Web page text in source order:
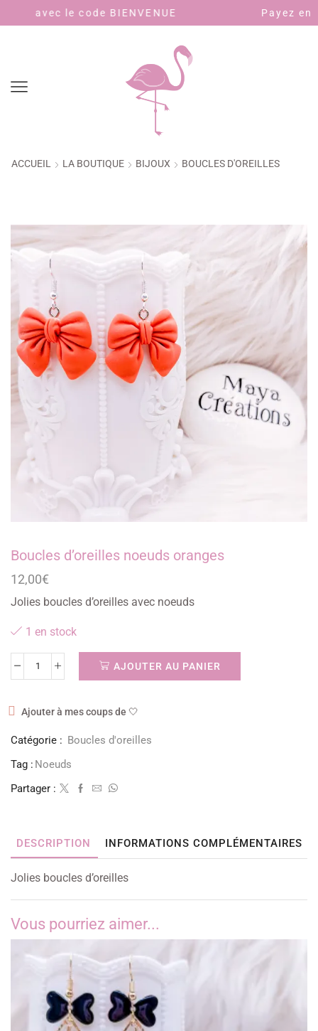
BIENVENUE Payez en 4 fois sans
ACCUEIL LA BOUTIQUE BIJOUX BOUCLES D'OREILLES
Boucles d’oreilles noeuds oranges
12,00€
Jolies boucles d’oreilles avec noeuds
1 en stock
AJOUTER AU PANIER
Ajouter à mes coups de 🤍
Catégorie : Boucles d'oreilles
Tag : Noeuds
Partager :
DESCRIPTION INFORMATIONS COMPLÉMENTAIRES
Jolies boucles d’oreilles
Vous pourriez aimer...